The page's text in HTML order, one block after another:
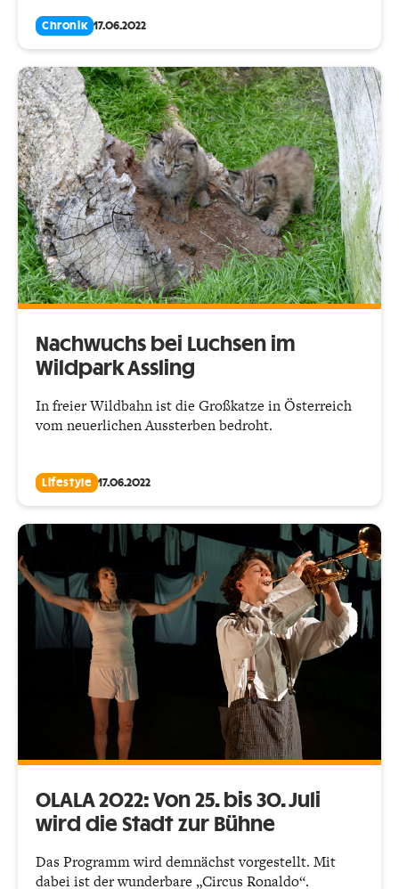
Chronik 17.06.2022
Nachwuchs bei Luchsen im
Wildpark Assling
In freier Wildbahn ist die Großkatze in Österreich
vom neuerlichen Aussterben bedroht.
Lifestyle 17.06.2022
OLALA 2022: Von 25. bis 30. Juli
wird die Stadt zur Bühne
Das Programm wird demnächst vorgestellt. Mit
dabei ist der wunderbare „Circus Ronaldo“.